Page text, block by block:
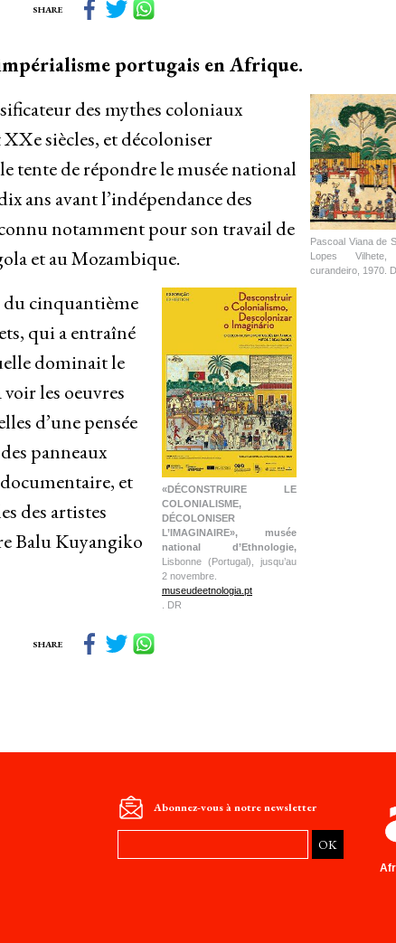
SHARE
portugais en Afrique.
Pascoal Viana de
Lopes
curandeiro, 1970.
des mythes coloniaux
siècles, et décoloniser
tente de répondre le musée national
ans avant l’indépendance des
notamment pour son travail de
et au Mozambique.
«DÉCONSTRUIRE LE
COLONIALISME,
DÉCOLONISER
L’IMAGINAIRE», musée
national d’Ethnologie,
Lisbonne (Portugal), jusqu’au
2 novembre.
museudeetnologia.pt
. DR
du cinquantième
qui a entraîné
dominait le
les oeuvres
d’une pensée
panneaux
et
des artistes
Balu Kuyangiko
SHARE
Abonnez-vous à notre newsletter
e-